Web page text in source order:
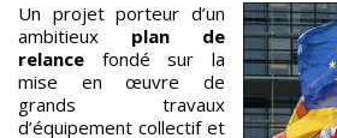
Un projet porteur d’un
ambitieux plan de
relance fondé sur la
mise en œuvre de
grands travaux
d’équipement collectif et